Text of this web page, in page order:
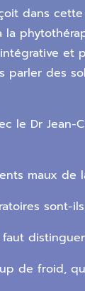
dans
la
et
parler des
le Dr Jean-
maux de
sont-
faut
de froid,